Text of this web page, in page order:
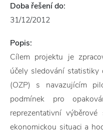
Doba řešení do:
31/12/2012
Popis:
Cílem projektu je
účely sledování
(OZP) s navazujícím
podmínek pro
reprezentativní
ekonomickou situaci a